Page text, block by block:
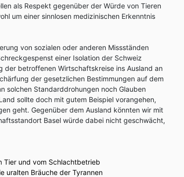
als Respekt gegenüber der Würde von Tieren
um einer sinnlosen medizinischen Erkenntnis
von sozialen oder anderen Missständen
einer Isolation der Schweiz
der betroffenen Wirtschaftskreise ins Ausland an
der gesetzlichen Bestimmungen auf dem
solchen Standarddrohungen noch Glauben
sollte doch mit gutem Beispiel vorangehen,
geht. Gegenüber dem Ausland könnten wir mit
Basel würde dabei nicht geschwächt,
Tier und vom Schlachtbetrieb
uralten Bräuche der Tyrannen